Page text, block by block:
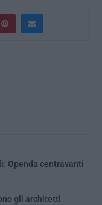
Openda centravanti
gli architetti